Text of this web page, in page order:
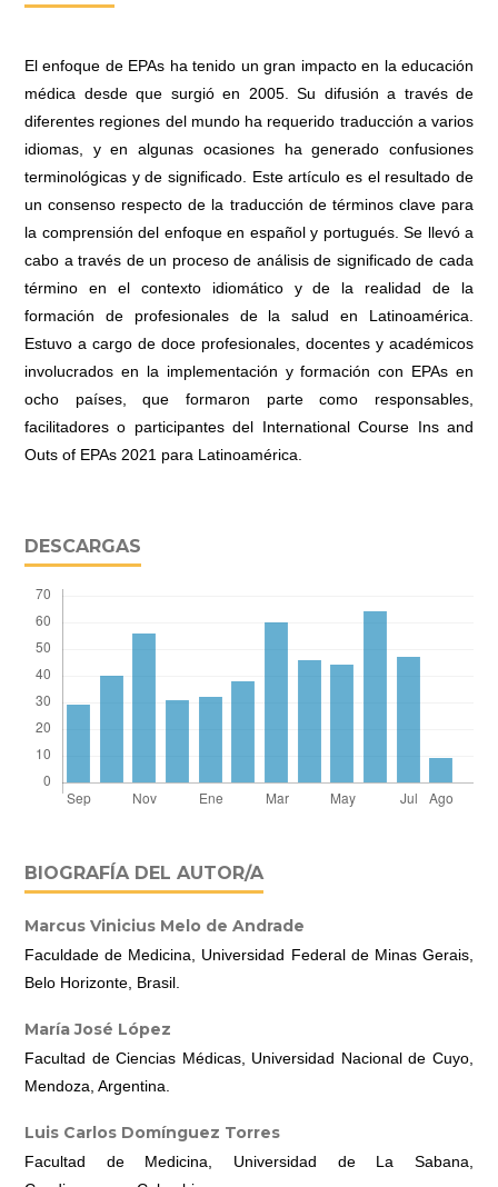
El enfoque de EPAs ha tenido un gran impacto en la educación
médica desde que surgió en 2005. Su difusión a través de
diferentes regiones del mundo ha requerido traducción a varios
idiomas, y en algunas ocasiones ha generado confusiones
terminológicas y de significado. Este artículo es el resultado de
un consenso respecto de la traducción de términos clave para
la comprensión del enfoque en español y portugués. Se llevó a
cabo a través de un proceso de análisis de significado de cada
término en el contexto idiomático y de la realidad de la
formación de profesionales de la salud en Latinoamérica.
Estuvo a cargo de doce profesionales, docentes y académicos
involucrados en la implementación y formación con EPAs en
ocho países, que formaron parte como responsables,
facilitadores o participantes del International Course Ins and
Outs of EPAs 2021 para Latinoamérica.
DESCARGAS
BIOGRAFÍA DEL AUTOR/A
Marcus Vinicius Melo de Andrade
Faculdade de Medicina, Universidad Federal de Minas Gerais,
Belo Horizonte, Brasil.
María José López
Facultad de Ciencias Médicas, Universidad Nacional de Cuyo,
Mendoza, Argentina.
Luis Carlos Domínguez Torres
Facultad de Medicina, Universidad de La Sabana,